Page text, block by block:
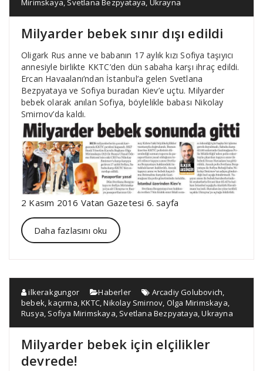
Mirimskaya, Svetlana Bezpyataya, Ukrayna
Milyarder bebek sınır dışı edildi
Oligark Rus anne ve babanın 17 aylık kızı Sofiya taşıyıcı
annesiyle birlikte KKTC’den dün sabaha karşı ihraç edildi.
Ercan Havaalanı’ndan İstanbul’a gelen Svetlana
Bezpyataya ve Sofiya buradan Kiev’e uçtu. Milyarder
bebek olarak anılan Sofiya, böylelikle babası Nikolay
Smirnov’da kaldı.
2 Kasım 2016 Vatan Gazetesi 6. sayfa
Daha fazlasını oku
ilkerakgungor Haberler Arcadiy Golubovich,
bebek,kaçırma,KKTC,Nikolay Smirnov, Olga Mirimskaya,
Rusya, Sofiya Mirimskaya, Svetlana Bezpyataya,Ukrayna
Milyarder bebek için elçilikler
devrede!